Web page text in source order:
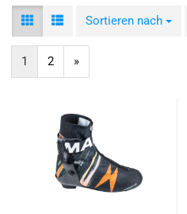
Sortieren nach
Sortieren nach
1 2 »